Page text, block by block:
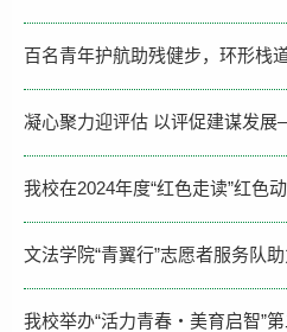
百名青年护航助残健步，环形栈
凝心聚力迎评估 以评促建谋发
我校在2024年度“红色走读”红色
文法学院“青翼行”志愿者服务队
我校举办“活力青春・美育启智”